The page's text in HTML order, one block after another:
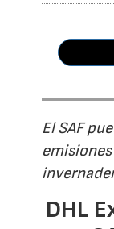
El SAF
DHL